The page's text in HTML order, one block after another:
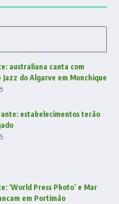
australiana canta com
Jazz do Algarve em Monchique
estabelecimentos terão
‘World Press Photo’ e Mar
em Portimão